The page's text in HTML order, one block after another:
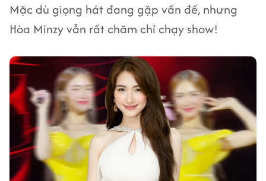
Mặc dù giọng hát đang gặp vấn đề, nhưng
Hòa Minzy vẫn rất chăm chỉ chạy show!